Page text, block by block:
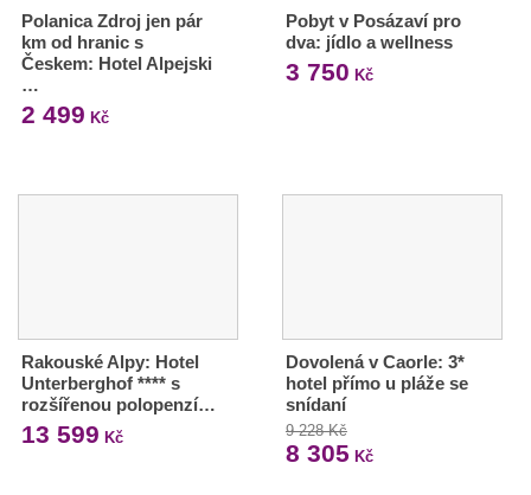
Polanica Zdroj jen pár
km od hranic s
Českem: Hotel Alpejski
…
2 499 Kč
Pobyt v Posázaví pro
dva: jídlo a wellness
3 750 Kč
Rakouské Alpy: Hotel
Unterberghof **** s
rozšířenou polopenzí…
13 599 Kč
Dovolená v Caorle: 3*
hotel přímo u pláže se
snídaní
9 228 Kč
8 305 Kč